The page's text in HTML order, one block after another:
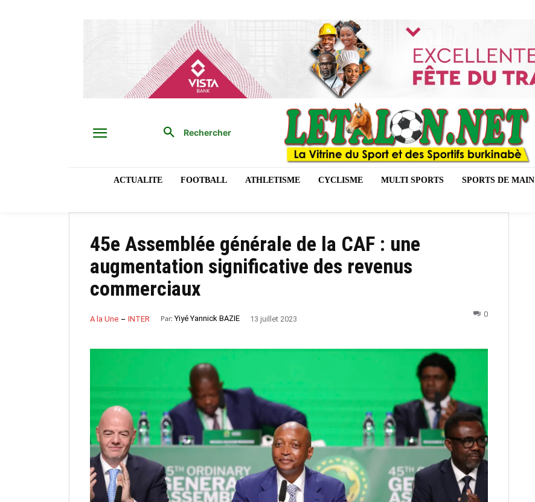
Rechercher
ACTUALITE FOOTBALL ATHLETISME CYCLISME MULTI SPORTS SPORTS DE MAIN
45e Assemblée générale de la CAF : une
augmentation significative des revenus
commerciaux
A la Une INTER Par: Yiyé Yannick BAZIE 13 juillet 2023
0